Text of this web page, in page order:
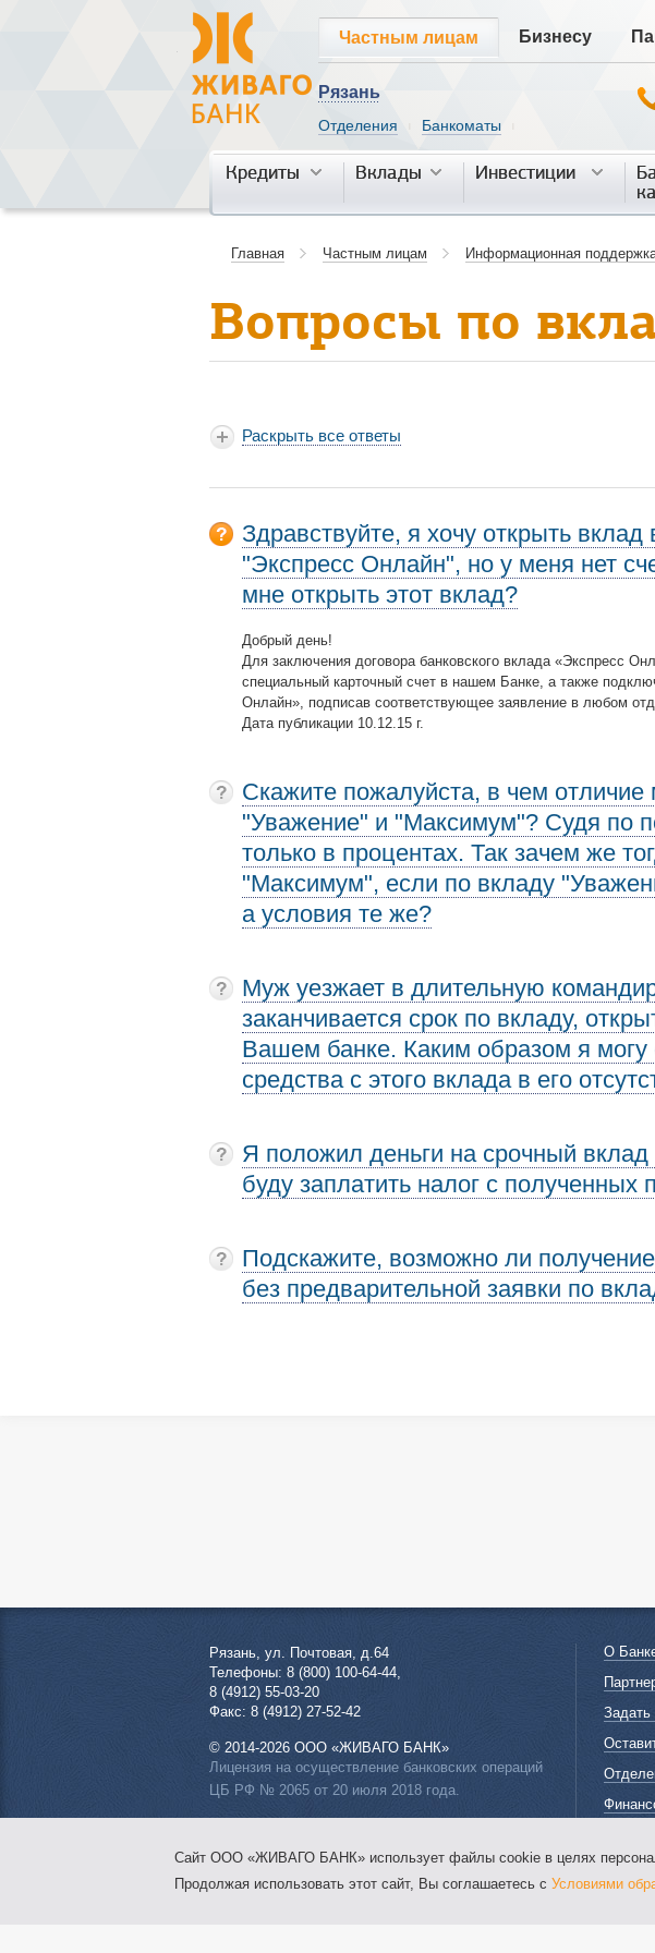
Частным лицам Бизнесу
Рязань
Отделения Банкоматы
Кредиты
Кредиты Вклады
Вклады Инвестиции
Инвестиции
Главная Частным лицам Информационная
Вопросы по
Раскрыть все ответы
Здравствуйте, я хочу открыть
"Экспресс Онлайн", но у меня нет
мне открыть этот вклад?
Добрый день!
Для заключения договора банковского вклада «Экспресс
специальный карточный счет в нашем Банке, а также
Онлайн», подписав соответствующее заявление в любом
Дата публикации 10.12.15 г.
Скажите пожалуйста, в чем
"Уважение" и "Максимум"? Судя по
только в процентах. Так зачем же
"Максимум", если по вкладу
а условия те же?
Муж уезжает в длительную
заканчивается срок по вкладу,
Вашем банке. Каким образом я
средства с этого вклада в его
Я положил деньги на срочный
буду заплатить налог с полученных
Подскажите, возможно ли
без предварительной заявки по
Сайт ООО «ЖИВАГО БАНК» использует файлы cookie в целях
Продолжая использовать этот сайт, Вы соглашаетесь с Условиями
Рязань, ул. Почтовая, д.64
Телефоны: 8 (800) 100-64-44,
8 (4912) 55-03-20
Факс: 8 (4912) 27-52-42
© 2014-2026 ООО «ЖИВАГО БАНК»
Лицензия на осуществление банковских операций
ЦБ РФ № 2065 от 20 июля 2018 года.
Мы в социальных сетях
О
Задать